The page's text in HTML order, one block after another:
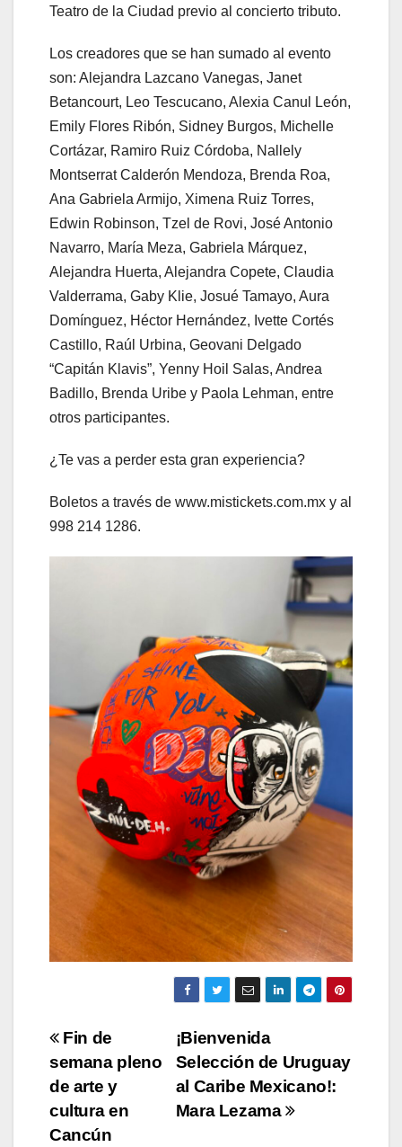
Teatro de la Ciudad previo al concierto tributo.
Los creadores que se han sumado al evento
son: Alejandra Lazcano Vanegas, Janet
Betancourt, Leo Tescucano, Alexia Canul León,
Emily Flores Ribón, Sidney Burgos, Michelle
Cortázar, Ramiro Ruiz Córdoba, Nallely
Montserrat Calderón Mendoza, Brenda Roa,
Ana Gabriela Armijo, Ximena Ruiz Torres,
Edwin Robinson, Tzel de Rovi, José Antonio
Navarro, María Meza, Gabriela Márquez,
Alejandra Huerta, Alejandra Copete, Claudia
Valderrama, Gaby Klie, Josué Tamayo, Aura
Domínguez, Héctor Hernández, Ivette Cortés
Castillo, Raúl Urbina, Geovani Delgado
“Capitán Klavis”, Yenny Hoil Salas, Andrea
Badillo, Brenda Uribe y Paola Lehman, entre
otros participantes.
¿Te vas a perder esta gran experiencia?
Boletos a través de www.mistickets.com.mx y al
998 214 1286.
Navegación
de
entradas
¡Bienvenida
Selección de Uruguay
al Caribe Mexicano!:
Mara Lezama
Fin de
semana pleno
de arte y
cultura en
Cancún